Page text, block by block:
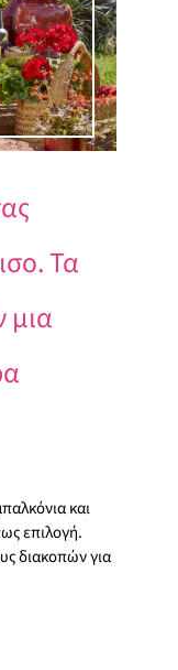
Τα
μια
και
επιλογή.
διακοπών για